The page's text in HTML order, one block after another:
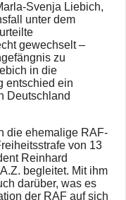
Svenja Liebich,
unter dem
gewechselt –
zu
in die
entschied ein
Deutschland
die ehemalige RAF-
von 13
Reinhard
begleitet. Mit ihm
darüber, was es
der RAF auf sich